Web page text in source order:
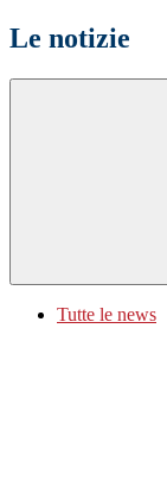
Le notizie
Tutte le news